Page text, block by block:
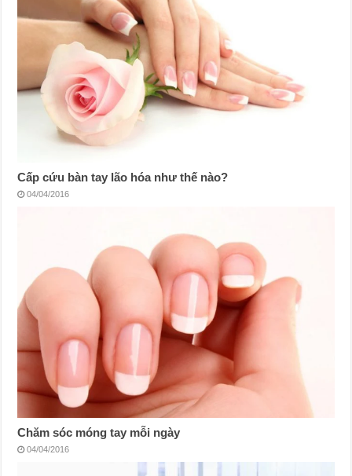
Cấp cứu bàn tay lão hóa như thế nào?
04/04/2016
Chăm sóc móng tay mỗi ngày
04/04/2016